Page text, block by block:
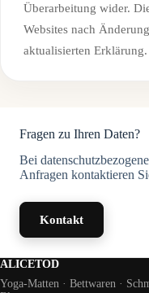
Überarbeitung wider.
Websites nach
aktualisierten Erklärung.
Fragen zu Ihren Daten?
Bei
Anfragen kontaktieren
Kontakt
ALICETOD
Yoga-Matten · Bettwaren ·